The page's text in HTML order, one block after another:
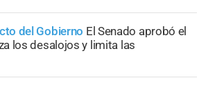
del Gobierno El Senado aprobó el
los desalojos y limita las